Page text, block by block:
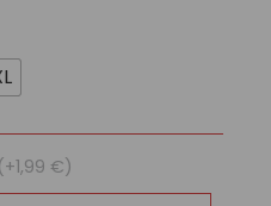
(+1,99 €)